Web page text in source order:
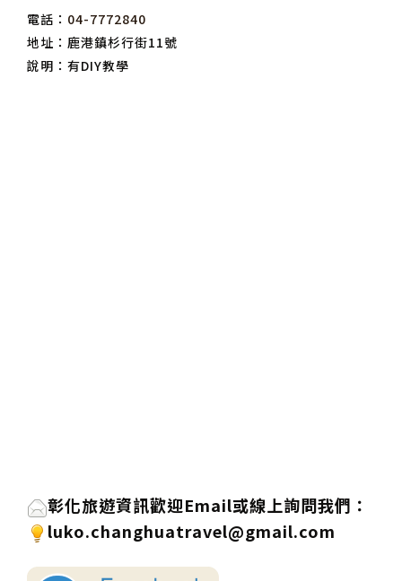
電話： 04-7772840
地址：鹿港鎮杉行街11號
說明：有DIY教學
彰化旅遊資訊歡迎Email或線上詢問我們 ：
luko.changhuatravel@gmail.com